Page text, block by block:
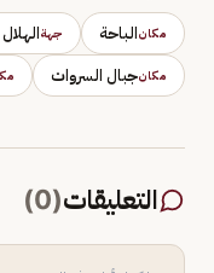
مكانالباحة جهة
مكانجبال السروات
التعليقات(
0
)